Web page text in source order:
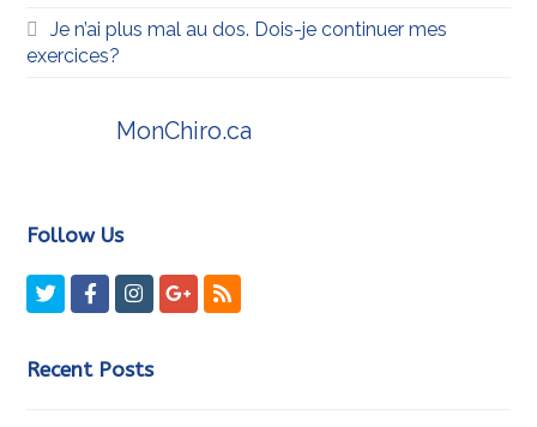
Je n’ai plus mal au dos. Dois-je continuer mes
exercices?
MonChiro.ca
Follow Us
TwitterFacebookInstagramGooglePlus
RSS
Recent Posts